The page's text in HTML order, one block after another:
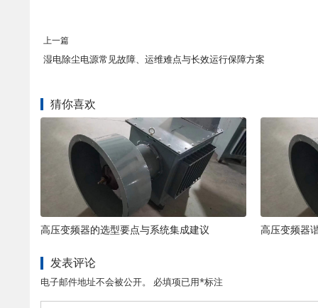
上一篇
湿电除尘电源常见故障、运维难点与长效运行保障方案
猜你喜欢
高压变频器的选型要点与系统集成建议 高压变频器
发表评论
电子邮件地址不会被公开。 必填项已用*标注